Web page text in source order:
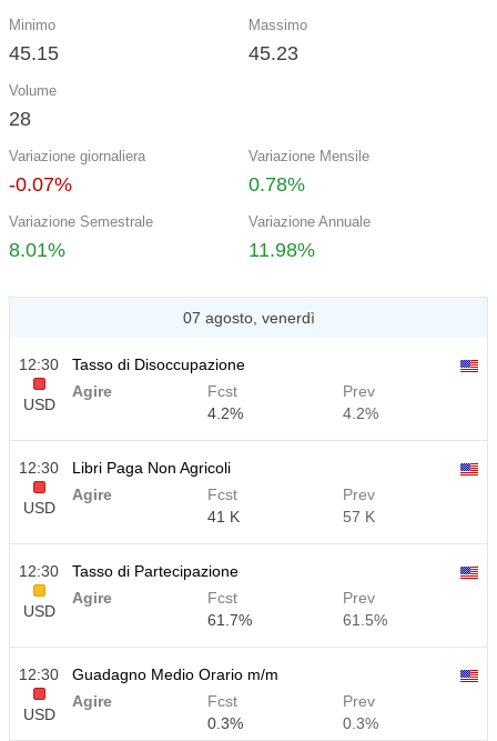
Minimo
45.15
Massimo
45.23
Volume
28
Variazione giornaliera
-0.07%
Variazione Mensile
0.78%
Variazione Semestrale
8.01%
Variazione Annuale
11.98%
07 agosto, venerdì
12:30
USD
Tasso di Disoccupazione
Agire
Fcst
4.2%
Prev
4.2%
12:30
USD
Libri Paga Non Agricoli
Agire
Fcst
41 K
Prev
57 K
12:30
USD
Tasso di Partecipazione
Agire
Fcst
61.7%
Prev
61.5%
12:30
USD
Guadagno Medio Orario m/m
Agire
Fcst
0.3%
Prev
0.3%